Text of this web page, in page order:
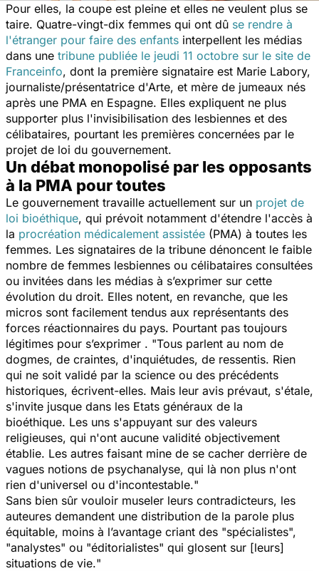
Pour elles, la coupe est pleine et elles ne veulent plus se
taire. Quatre-vingt-dix femmes qui ont dû se rendre à
l'étranger pour faire des enfants interpellent les médias
dans une tribune publiée le jeudi 11 octobre sur le site de
Franceinfo, dont la première signataire est Marie Labory,
journaliste/présentatrice d'Arte, et mère de jumeaux nés
après une PMA en Espagne. Elles expliquent ne plus
supporter plus l'invisibilisation des lesbiennes et des
célibataires, pourtant les premières concernées par le
projet de loi du gouvernement.
Un débat monopolisé par les opposants
à la PMA pour toutes
Le gouvernement travaille actuellement sur un projet de
loi bioéthique, qui prévoit notamment d'étendre l'accès à
la procréation médicalement assistée (PMA) à toutes les
femmes. Les signataires de la tribune dénoncent le faible
nombre de femmes lesbiennes ou célibataires consultées
ou invitées dans les médias à s’exprimer sur cette
évolution du droit. Elles notent, en revanche, que les
micros sont facilement tendus aux représentants des
forces réactionnaires du pays. Pourtant pas toujours
légitimes pour s’exprimer . "Tous parlent au nom de
dogmes, de craintes, d'inquiétudes, de ressentis. Rien
qui ne soit validé par la science ou des précédents
historiques, écrivent-elles. Mais leur avis prévaut, s'étale,
s'invite jusque dans les Etats généraux de la
bioéthique. Les uns s'appuyant sur des valeurs
religieuses, qui n'ont aucune validité objectivement
établie. Les autres faisant mine de se cacher derrière de
vagues notions de psychanalyse, qui là non plus n'ont
rien d'universel ou d'incontestable."
Sans bien sûr vouloir museler leurs contradicteurs, les
auteures demandent une distribution de la parole plus
équitable, moins à l’avantage criant des "spécialistes",
"analystes" ou "éditorialistes" qui glosent sur [leurs]
situations de vie."